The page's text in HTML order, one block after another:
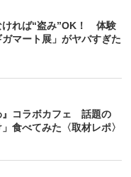
ければ“盗み”OK！ 体験
マート展」がヤバすぎた
』コラボカフェ 話題の
」食べてみた〈取材レポ〉